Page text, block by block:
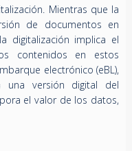
Mientras que la
de documentos en
digitalización implica el
contenidos en estos
electrónico (eBL),
una versión digital del
el valor de los datos,